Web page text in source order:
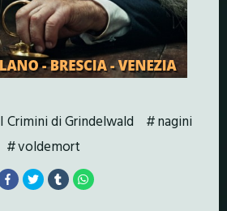
I Crimini di Grindelwald
nagini
voldemort